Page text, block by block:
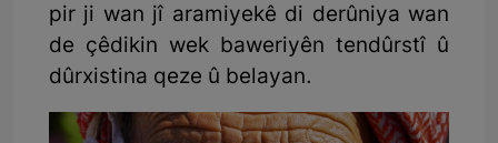
pir ji wan jî aramiyekê di derûniya wan
de çêdikin wek baweriyên tendûrstî û
dûrxistina qeze û belayan.